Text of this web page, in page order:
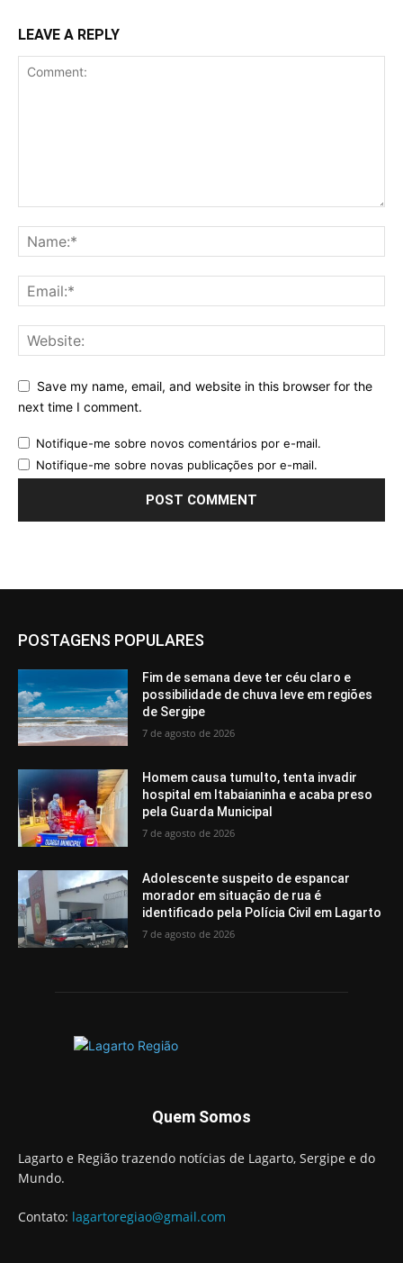
LEAVE A REPLY
Save my name, email, and website in this browser for the
next time I comment.
Notifique-me sobre novos comentários por e-mail.
Notifique-me sobre novas publicações por e-mail.
POSTAGENS POPULARES
Fim de semana deve ter céu claro e
possibilidade de chuva leve em regiões
de Sergipe
7 de agosto de 2026
Homem causa tumulto, tenta invadir
hospital em Itabaianinha e acaba preso
pela Guarda Municipal
7 de agosto de 2026
Adolescente suspeito de espancar
morador em situação de rua é
identificado pela Polícia Civil em Lagarto
7 de agosto de 2026
Quem Somos
Lagarto e Região trazendo notícias de Lagarto, Sergipe e do
Mundo.
Contato: lagartoregiao@gmail.com